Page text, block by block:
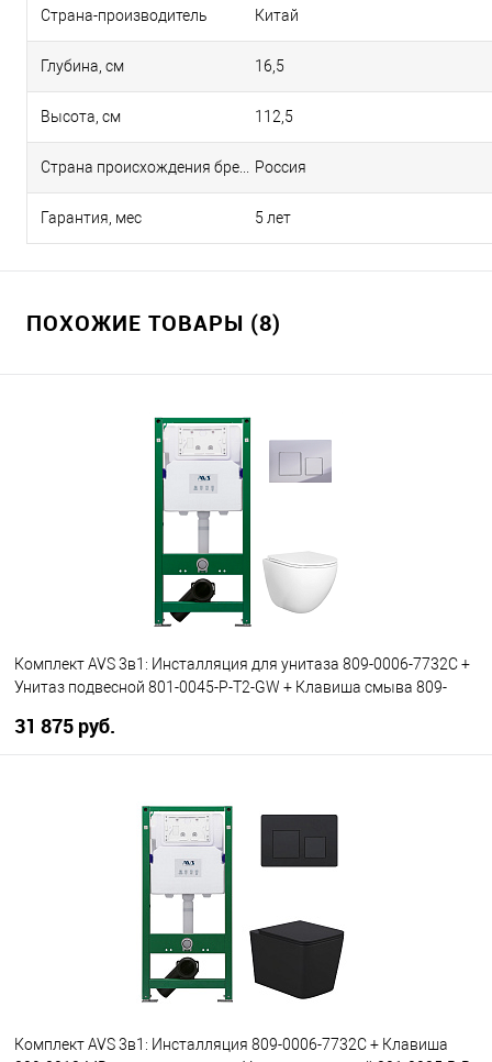
Страна-производитель Китай
Глубина, см 16,5
Высота, см 112,5
Россия
Гарантия, мес 5 лет
ПОХОЖИЕ ТОВАРЫ (8)
Комплект AVS 3в1: Инсталляция для унитаза 809-0006-7732C +
Унитаз подвесной 801-0045-P-T2-GW + Клавиша смыва 809-
31 875 руб.
Комплект AVS 3в1: Инсталляция 809-0006-7732C + Клавиша